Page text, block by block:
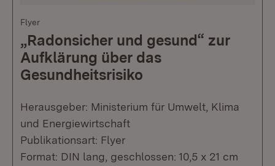
Flyer
„Radonsicher und gesund“ zur
Aufklärung über das
Gesundheitsrisiko
Herausgeber: Ministerium für Umwelt, Klima
und Energiewirtschaft
Publikationsart: Flyer
Format: DIN lang, geschlossen: 10,5 x 21 cm